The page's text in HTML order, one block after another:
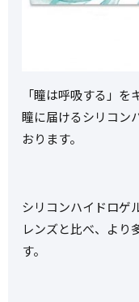
「瞳は呼吸する」
瞳に届けるシリコン
おります。
シリコンハイドロゲ
レンズと比べ、より
す。